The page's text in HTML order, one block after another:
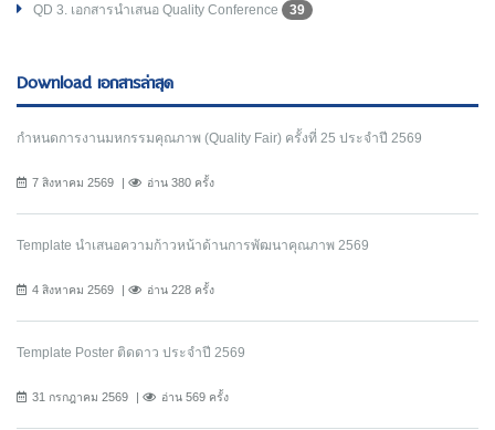
QD 3. เอกสารนำเสนอ Quality Conference 39
Download เอกสารล่าสุด
กำหนดการงานมหกรรมคุณภาพ (Quality Fair) ครั้งที่ 25 ประจำปี 2569
7 สิงหาคม 2569 อ่าน 380 ครั้ง
Template นำเสนอความก้าวหน้าด้านการพัฒนาคุณภาพ 2569
4 สิงหาคม 2569 อ่าน 228 ครั้ง
Template Poster ติดดาว ประจำปี 2569
31 กรกฎาคม 2569 อ่าน 569 ครั้ง